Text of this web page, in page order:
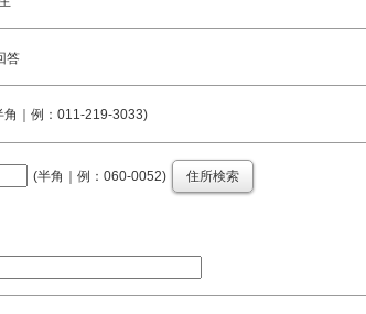
答
角｜例：011-219-3033)
(半角｜例：060-0052) 住所検索